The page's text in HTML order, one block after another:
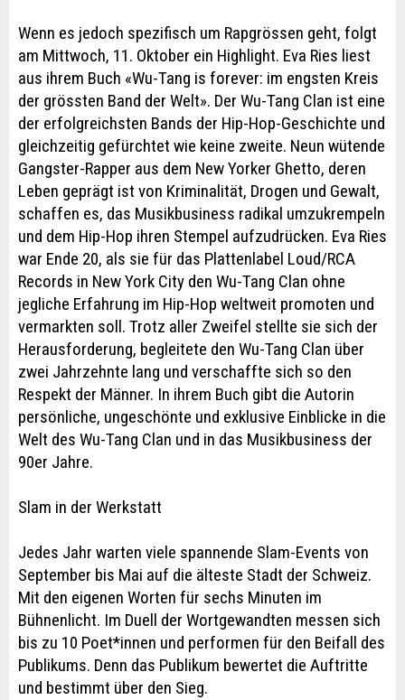
Wenn es jedoch spezifisch um Rapgrössen geht, folgt
am Mittwoch, 11. Oktober ein Highlight. Eva Ries liest
aus ihrem Buch «Wu-Tang is forever: im engsten Kreis
der grössten Band der Welt». Der Wu-Tang Clan ist eine
der erfolgreichsten Bands der Hip-Hop-Geschichte und
gleichzeitig gefürchtet wie keine zweite. Neun wütende
Gangster-Rapper aus dem New Yorker Ghetto, deren
Leben geprägt ist von Kriminalität, Drogen und Gewalt,
schaffen es, das Musikbusiness radikal umzukrempeln
und dem Hip-Hop ihren Stempel aufzudrücken. Eva Ries
war Ende 20, als sie für das Plattenlabel Loud/RCA
Records in New York City den Wu-Tang Clan ohne
jegliche Erfahrung im Hip-Hop weltweit promoten und
vermarkten soll. Trotz aller Zweifel stellte sie sich der
Herausforderung, begleitete den Wu-Tang Clan über
zwei Jahrzehnte lang und verschaffte sich so den
Respekt der Männer. In ihrem Buch gibt die Autorin
persönliche, ungeschönte und exklusive Einblicke in die
Welt des Wu-Tang Clan und in das Musikbusiness der
90er Jahre.
Slam in der Werkstatt
Jedes Jahr warten viele spannende Slam-Events von
September bis Mai auf die älteste Stadt der Schweiz.
Mit den eigenen Worten für sechs Minuten im
Bühnenlicht. Im Duell der Wortgewandten messen sich
bis zu 10 Poet*innen und performen für den Beifall des
Publikums. Denn das Publikum bewertet die Auftritte
und bestimmt über den Sieg.